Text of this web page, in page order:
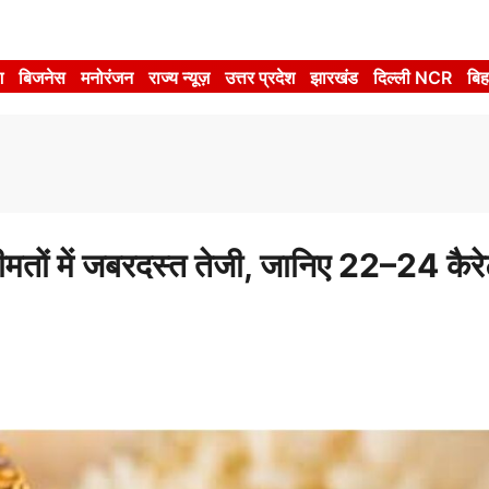
बिजनेस मनोरंजन राज्य न्यूज़ उत्तर प्रदेश झारखंड दिल्ली NCR
में जबरदस्त तेजी, जानिए 22–24